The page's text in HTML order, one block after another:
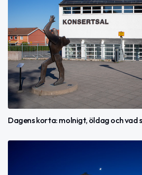
Dagens korta: molnigt, öldag och vad